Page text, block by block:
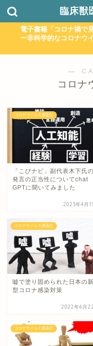
臨床獣
電子書籍「コロナ禍で
ー非科学的なコロナウ
―
コロナ
コロナウイルス感染症
「こびナビ」副代表木下氏の
発言の正当性についてchat
GPTに聞いてみました
2023年4月
コロナウイルス感染症
嘘で塗り固められた日本の新
型コロナ感染対策
2022年6月
コロナウイルス感染症